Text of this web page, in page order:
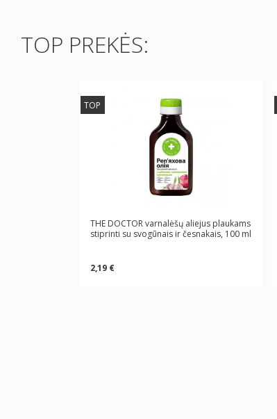
TOP PREKĖS:
TOP
THE DOCTOR varnalėšų aliejus plaukams
stiprinti su svogūnais ir česnakais, 100 ml
2,19 €